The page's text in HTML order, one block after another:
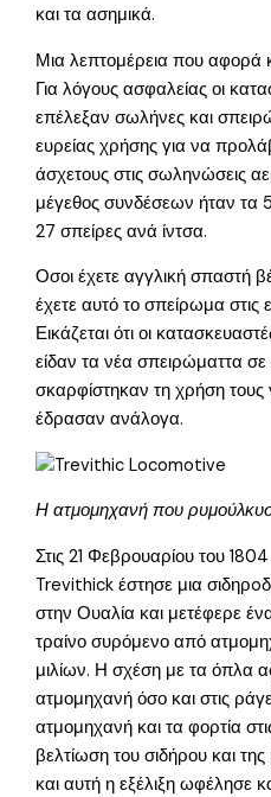
και τα ασημικά.
Μια λεπτομέρεια που
Για λόγους ασφαλείας οι
επέλεξαν σωλήνες και
ευρείας χρήσης για να
άσχετους στις σωληνώσεις
μέγεθος συνδέσεων ήταν τα
27 σπείρες ανά ίντσα.
Οσοι έχετε αγγλική σπαστή
έχετε αυτό το σπείρωμα στις
Εικάζεται ότι οι
είδαν τα νέα σπειρώματτα
σκαρφίστηκαν τη χρήση τους
έδρασαν ανάλογα.
Η ατμομηχανή που
Στις 21 Φεβρουαρίου του
Trevithick έστησε μια
στην Ουαλία και μετέφερε
τραίνο συρόμενο από
μιλίων. Η σχέση με τα όπλα
ατμομηχανή όσο και στις
ατμομηχανή και τα φορτία
βελτίωση του σιδήρου και
και αυτή η εξέλιξη ωφέλησε